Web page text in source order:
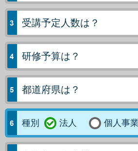
受講予定人数は？
研修予算は？
都道府県は？
種別 法人 個人事